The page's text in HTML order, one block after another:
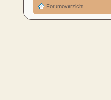
Forumoverzicht